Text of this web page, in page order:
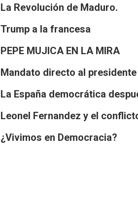
La Revolución de Maduro.
Trump a la francesa
PEPE MUJICA EN LA MIRA
Mandato directo al
La España democrática
Leonel Fernandez y el
¿Vivimos en Democracia?